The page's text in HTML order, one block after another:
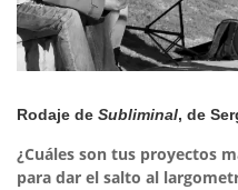
Rodaje de Subliminal, de
¿Cuáles son tus proyectos
para dar el salto al